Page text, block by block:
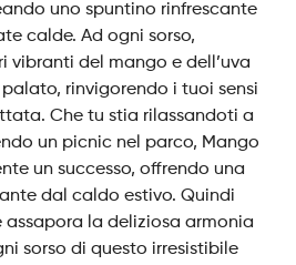
uno spuntino rinfrescante
calde. Ad ogni sorso,
vibranti del mango e dell’uva
rinvigorendo i tuoi sensi
Che tu stia rilassandoti a
un picnic nel parco, Mango
un successo, offrendo una
dal caldo estivo. Quindi
assapora la deliziosa armonia
sorso di questo irresistibile